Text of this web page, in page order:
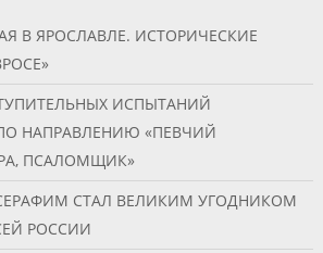
В ЯРОСЛАВЛЕ. ИСТОРИЧЕСКИЕ
ИСПЫТАНИЙ
НАПРАВЛЕНИЮ «ПЕВЧИЙ
ПСАЛОМЩИК»
СТАЛ ВЕЛИКИМ УГОДНИКОМ
РОССИИ